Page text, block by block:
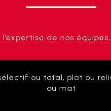
de nos
ou total, plat ou
ou mat